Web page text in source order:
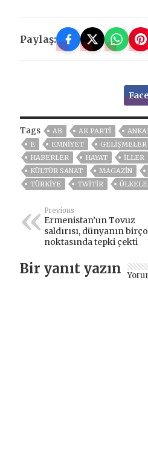
Paylaş:
Tags AB AK PARTİ
E
EMNİYET GELIŞMELER
HABERLER
HAYAT İLLER
KÜLTÜR SANAT
MAGAZİN
TÜRKİYE
TWİTİR
Previous
Ermenistan’un Tovuz
saldırısı, dünyanın
noktasında tepki çekti
Bir yanıt yazın